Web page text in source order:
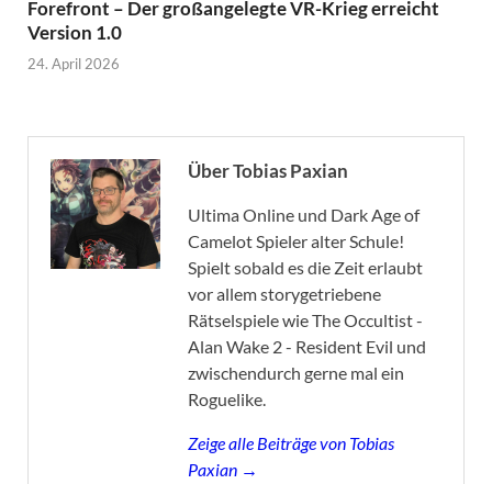
Forefront – Der großangelegte VR-Krieg erreicht
Version 1.0
24. April 2026
Über Tobias Paxian
Ultima Online und Dark Age of
Camelot Spieler alter Schule!
Spielt sobald es die Zeit erlaubt
vor allem storygetriebene
Rätselspiele wie The Occultist -
Alan Wake 2 - Resident Evil und
zwischendurch gerne mal ein
Roguelike.
Zeige alle Beiträge von Tobias
Paxian →